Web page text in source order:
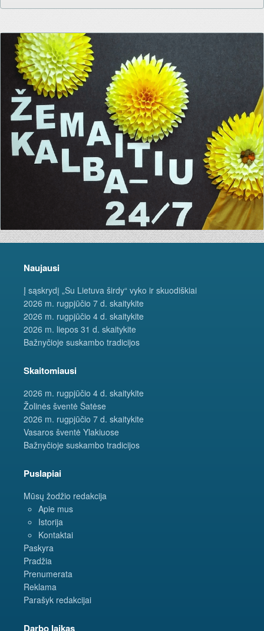
Naujausi
Į sąskrydį „Su Lietuva širdy“ vyko ir skuodiškiai
2026 m. rugpjūčio 7 d. skaitykite
2026 m. rugpjūčio 4 d. skaitykite
2026 m. liepos 31 d. skaitykite
Bažnyčioje suskambo tradicijos
Skaitomiausi
2026 m. rugpjūčio 4 d. skaitykite
Žolinės šventė Šatėse
2026 m. rugpjūčio 7 d. skaitykite
Vasaros šventė Ylakiuose
Bažnyčioje suskambo tradicijos
Puslapiai
Mūsų žodžio redakcija
Apie mus
Istorija
Kontaktai
Paskyra
Pradžia
Prenumerata
Reklama
Parašyk redakcijai
Darbo laikas